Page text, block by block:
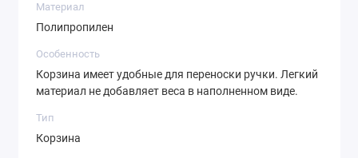
Материал
Полипропилен
Особенность
Корзина имеет удобные для переноски ручки. Легкий
материал не добавляет веса в наполненном виде.
Тип
Корзина